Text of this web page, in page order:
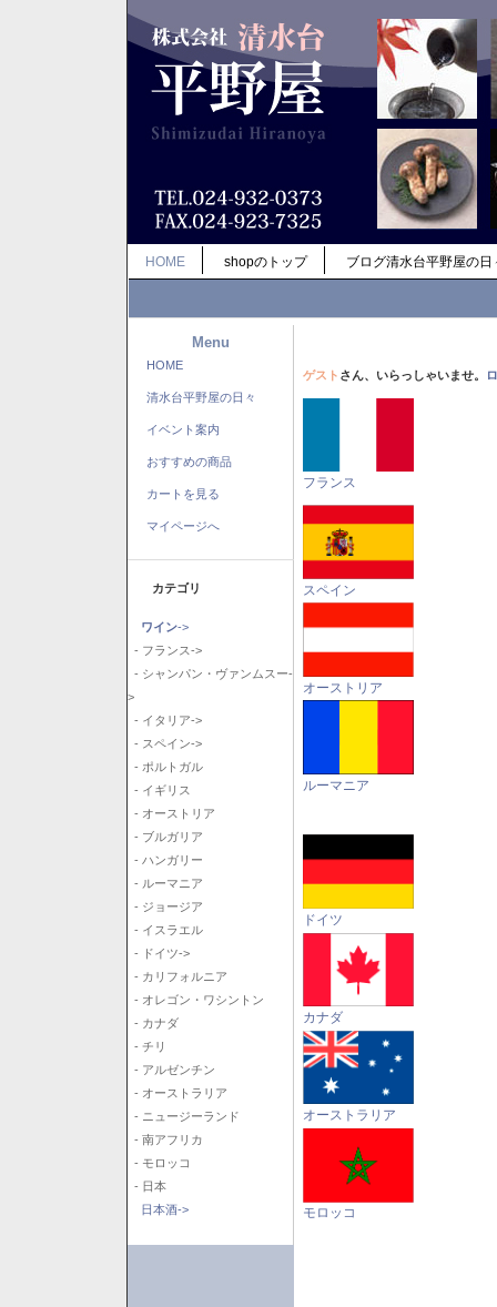
HOME shopのトップ ブログ清水台平野屋の日
Menu
HOME
清水台平野屋の日々
イベント案内
おすすめの商品
カートを見る
マイページへ
カテゴリ
ワイン->
- フランス->
- シャンパン・ヴァンムスー-
>
- イタリア->
- スペイン->
- ポルトガル
- イギリス
- オーストリア
- ブルガリア
- ハンガリー
- ルーマニア
- ジョージア
- イスラエル
- ドイツ->
- カリフォルニア
- オレゴン・ワシントン
- カナダ
- チリ
- アルゼンチン
- オーストラリア
- ニュージーランド
- 南アフリカ
- モロッコ
- 日本
日本酒->
ゲスト さん、いらっしゃいませ。
フランス
スペイン
オーストリア
ルーマニア
ドイツ
カナダ
オーストラリア
モロッコ